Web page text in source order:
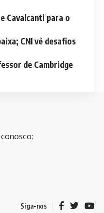
Cavalcanti para o
CNI vê desafios
de Cambridge
Siga-nos